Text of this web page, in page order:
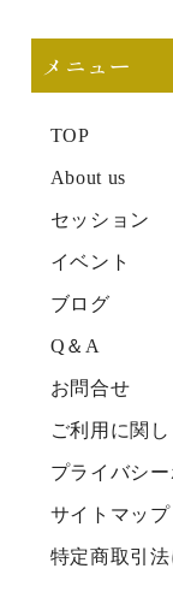
メニュー
TOP
About us
セッション
イベント
ブログ
Q＆A
お問合せ
ご利用に関し
プライバシ
サイトマップ
特定商取引